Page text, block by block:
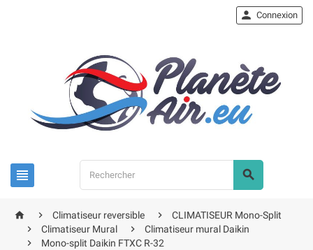
 
 Connexion
  Climatiseur reversible 
CLIMATISEUR Mono-Split

Climatiseur Mural 
Climatiseur mural Daikin

Mono-split Daikin FTXC R-32